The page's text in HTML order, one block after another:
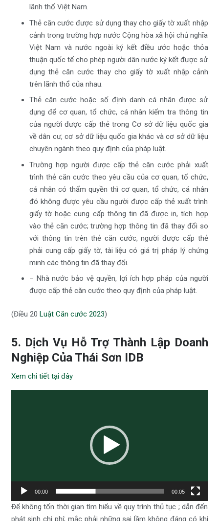
lãnh thổ Việt Nam.
Thẻ căn cước được sử dụng thay cho giấy tờ xuất nhập
cảnh trong trường hợp nước Cộng hòa xã hội chủ nghĩa
Việt Nam và nước ngoài ký kết điều ước hoặc thỏa
thuận quốc tế cho phép người dân nước ký kết được sử
dụng thẻ căn cước thay cho giấy tờ xuất nhập cảnh
trên lãnh thổ của nhau.
Thẻ căn cước hoặc số định danh cá nhân được sử
dụng để cơ quan, tổ chức, cá nhân kiểm tra thông tin
của người được cấp thẻ trong Cơ sở dữ liệu quốc gia
về dân cư, cơ sở dữ liệu quốc gia khác và cơ sở dữ liệu
chuyên ngành theo quy định của pháp luật.
Trường hợp người được cấp thẻ căn cước phải xuất
trình thẻ căn cước theo yêu cầu của cơ quan, tổ chức,
cá nhân có thẩm quyền thì cơ quan, tổ chức, cá nhân
đó không được yêu cầu người được cấp thẻ xuất trình
giấy tờ hoặc cung cấp thông tin đã được in, tích hợp
vào thẻ căn cước; trường hợp thông tin đã thay đổi so
với thông tin trên thẻ căn cước, người được cấp thẻ
phải cung cấp giấy tờ, tài liệu có giá trị pháp lý chứng
minh các thông tin đã thay đổi.
– Nhà nước bảo vệ quyền, lợi ích hợp pháp của người
được cấp thẻ căn cước theo quy định của pháp luật.
(Điều 20 Luật Căn cước 2023)
5. Dịch Vụ Hỗ Trợ Thành Lập Doanh
Nghiệp Của Thái Sơn IDB
Xem chi tiết tại đây
00:00 00:05
Để không tốn thời gian tìm hiểu về quy trình thủ tục ; dẫn đến
phát sinh chi phí; mắc phải những sai lầm không đáng có khi